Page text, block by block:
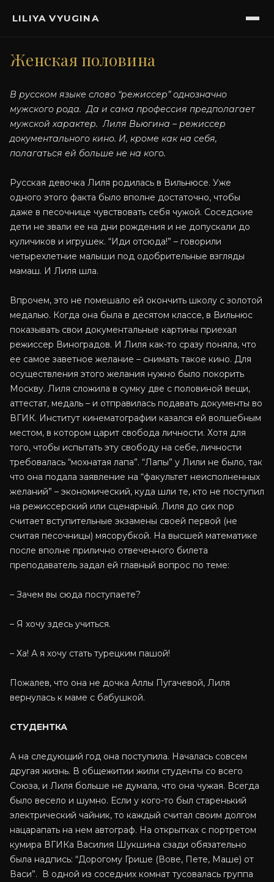
LILIYA VYUGINA
Женская половина
В русском языке слово “режиссер” однозначно
мужского рода. Да и сама профессия предполагает
мужской характер. Лиля Вьюгина – режиссер
документального кино. И, кроме как на себя,
полагаться ей больше не на кого.
Русская девочка Лиля родилась в Вильнюсе. Уже
одного этого факта было вполне достаточно, чтобы
даже в песочнице чувствовать себя чужой. Соседские
дети не звали ее на дни рождения и не допускали до
куличиков и игрушек. “Иди отсюда!” – говорили
четырехлетние малыши под одобрительные взгляды
мамаш. И Лиля шла.
Впрочем, это не помешало ей окончить школу с золотой
медалью. Когда она была в десятом классе, в Вильнюс
показывать свои документальные картины приехал
режиссер Виноградов. И Лиля как-то сразу поняла, что
ее самое заветное желание – снимать такое кино. Для
осуществления этого желания нужно было покорить
Москву. Лиля сложила в сумку две с половиной вещи,
аттестат, медаль – и отправилась подавать документы во
ВГИК. Институт кинематографии казался ей волшебным
местом, в котором царит свобода личности. Хотя для
того, чтобы испытать эту свободу на себе, личности
требовалась “мохнатая лапа”. “Лапы” у Лили не было, так
что она подала заявление на “факультет неисполненных
желаний” – экономический, куда шли те, кто не поступил
на режиссерский или сценарный. Лиля до сих пор
считает вступительные экзамены своей первой (не
считая песочницы) мясорубкой. На высшей математике
после вполне прилично отвеченного билета
преподаватель задал ей главный вопрос по теме:
– Зачем вы сюда поступаете?
– Я хочу здесь учиться.
– Ха! А я хочу стать турецким пашой!
Пожалев, что она не дочка Аллы Пугачевой, Лиля
вернулась к маме с бабушкой.
СТУДЕНТКА
А на следующий год она поступила. Началась совсем
другая жизнь. В общежитии жили студенты со всего
Союза, и Лиля больше не думала, что она чужая. Всегда
было весело и шумно. Если у кого-то был старенький
электрический чайник, то каждый считал своим долгом
нацарапать на нем автограф. На открытках с портретом
кумира ВГИКа Василия Шукшина сзади обязательно
была надпись: “Дорогому Грише (Вове, Пете, Маше) от
Васи”. В одной из соседних комнат тусовалась группа